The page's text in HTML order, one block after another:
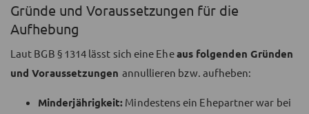
Gründe und Voraussetzungen für die
Aufhebung
Laut BGB § 1314 lässt sich eine Eheaus folgenden Gründen
und Voraussetzungen annullieren bzw. aufheben:
Minderjährigkeit: Mindestens ein Ehepartner war bei